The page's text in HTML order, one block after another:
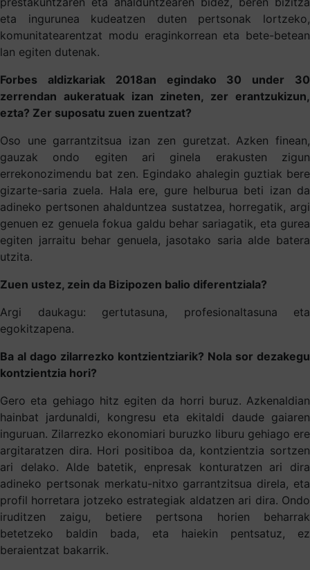
eta ingurunea kudeatzen duten pertsonak lortzeko,
komunitatearentzat modu eraginkorrean eta bete-betean
lan egiten dutenak.
Forbes aldizkariak 2018an egindako 30 under 30
zerrendan aukeratuak izan zineten, zer erantzukizun,
ezta? Zer suposatu zuen zuentzat?
Oso une garrantzitsua izan zen guretzat. Azken finean,
gauzak ondo egiten ari ginela erakusten zigun
errekonozimendu bat zen. Egindako ahalegin guztiak bere
gizarte-saria zuela. Hala ere, gure helburua beti izan da
adineko pertsonen ahalduntzea sustatzea, horregatik, argi
genuen ez genuela fokua galdu behar sariagatik, eta gurea
egiten jarraitu behar genuela, jasotako saria alde batera
utzita.
Zuen ustez, zein da Bizipozen balio diferentziala?
Argi daukagu: gertutasuna, profesionaltasuna eta
egokitzapena.
Ba al dago zilarrezko kontzientziarik? Nola sor dezakegu
kontzientzia hori?
Gero eta gehiago hitz egiten da horri buruz. Azkenaldian
hainbat jardunaldi, kongresu eta ekitaldi daude gaiaren
inguruan. Zilarrezko ekonomiari buruzko liburu gehiago ere
argitaratzen dira. Hori positiboa da, kontzientzia sortzen
ari delako. Alde batetik, enpresak konturatzen ari dira
adineko pertsonak merkatu-nitxo garrantzitsua direla, eta
profil horretara jotzeko estrategiak aldatzen ari dira. Ondo
iruditzen zaigu, betiere pertsona horien beharrak
betetzeko baldin bada, eta haiekin pentsatuz, ez
beraientzat bakarrik.